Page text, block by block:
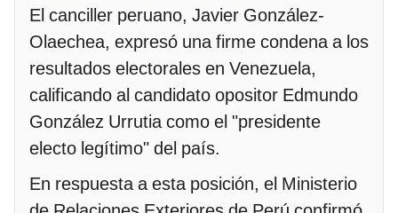
El canciller peruano, Javier González-
Olaechea, expresó una firme condena a los
resultados electorales en Venezuela,
calificando al candidato opositor Edmundo
González Urrutia como el "presidente
electo legítimo" del país.
En respuesta a esta posición, el Ministerio